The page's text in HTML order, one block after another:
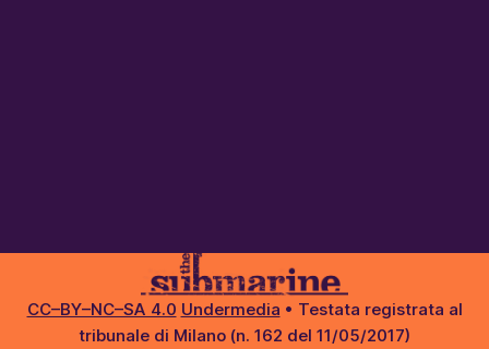
CC–BY–NC–SA 4.0 Undermedia • Testata registrata al
tribunale di Milano (n. 162 del 11/05/2017)